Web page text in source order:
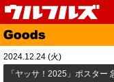
Top
Media
2024.12.24 (火)
「ヤッサ！2025」ポスター